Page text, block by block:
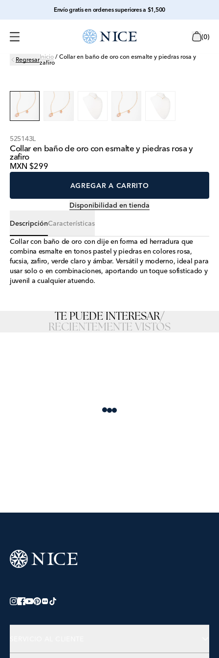
Envío gratis en ordenes superiores a $1,500
(0)
RegresarInicio / Collar en baño de oro con esmalte y piedras rosa y
zafiro
525143L
Collar en baño de oro con esmalte y piedras rosa y
zafiro
MXN $299
AGREGAR A CARRITO
Disponibilidad en tienda
DescripciónCaracterísticas
Collar con baño de oro con dije en forma ed herradura que
combina esmalte en tonos pastel y piedras en colores rosa,
fucsia, zafiro, verde claro y ámbar. Versátil y moderno, ideal para
usar solo o en combinaciones, aportando un toque sofisticado y
juvenil a cualquier atuendo.
TE PUEDE INTERESAR/
RECIENTEMENTE VISTOS
Loading